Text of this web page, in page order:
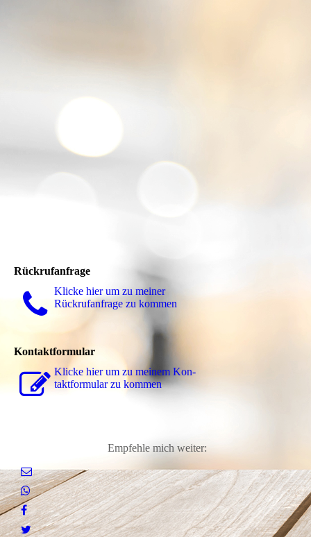
Rückrufanfrage
Klicke hier um zu meiner
Rückrufanfrage zu kommen
Kontaktformular
Klicke hier um zu meinem Kon­
takt­for­mu­lar zu kommen
Empfehle mich weiter: